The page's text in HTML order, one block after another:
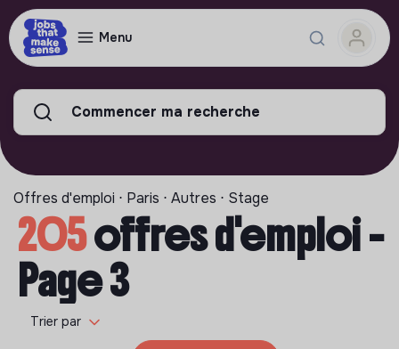
Menu
Commencer ma recherche
Offres d'emploi ⋅ Paris ⋅ Autres ⋅ Stage
205offres d'emploi -
Page 3
Trier par